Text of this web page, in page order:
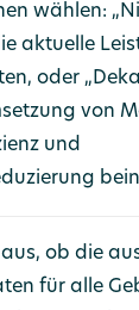
wählen:
aktuelle
oder
von
und
aus, ob die
für alle